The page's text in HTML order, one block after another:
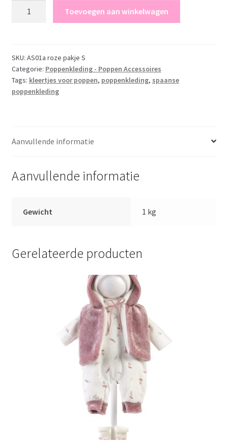
gebreid
voor
pop
35
aantal
Toevoegen aan winkelwagen
SKU: AS01a roze pakje S
Categorie: Poppenkleding - Poppen Accessoires
Tags: kleertjes voor poppen, poppenkleding, spaanse
poppenkleding
Aanvullende informatie
Aanvullende informatie
Gewicht 1 kg
Gerelateerde producten